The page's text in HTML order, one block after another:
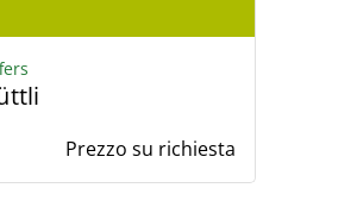
Prezzo su richiesta